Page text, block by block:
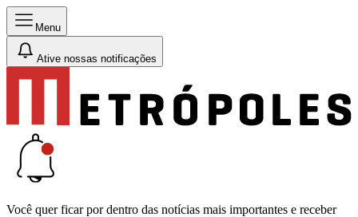
Menu
Ative nossas notificações
Você quer ficar por dentro das notícias mais importantes e receber